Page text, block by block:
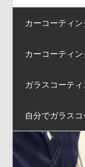
カーコーティ
カーコーティ
ガラスコーテ
自分でガラス